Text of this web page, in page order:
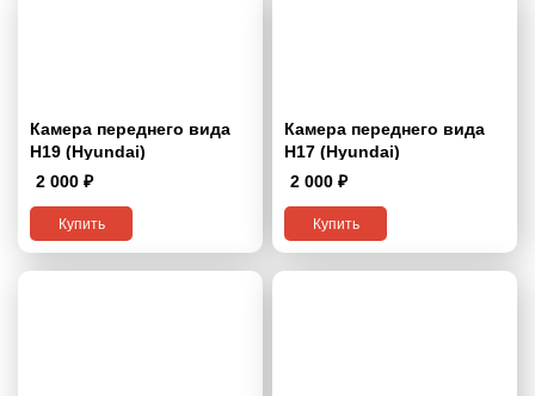
Камера переднего вида
H19 (Hyundai)
2 000 ₽
Купить
Камера переднего вида
H17 (Hyundai)
2 000₽
Купить